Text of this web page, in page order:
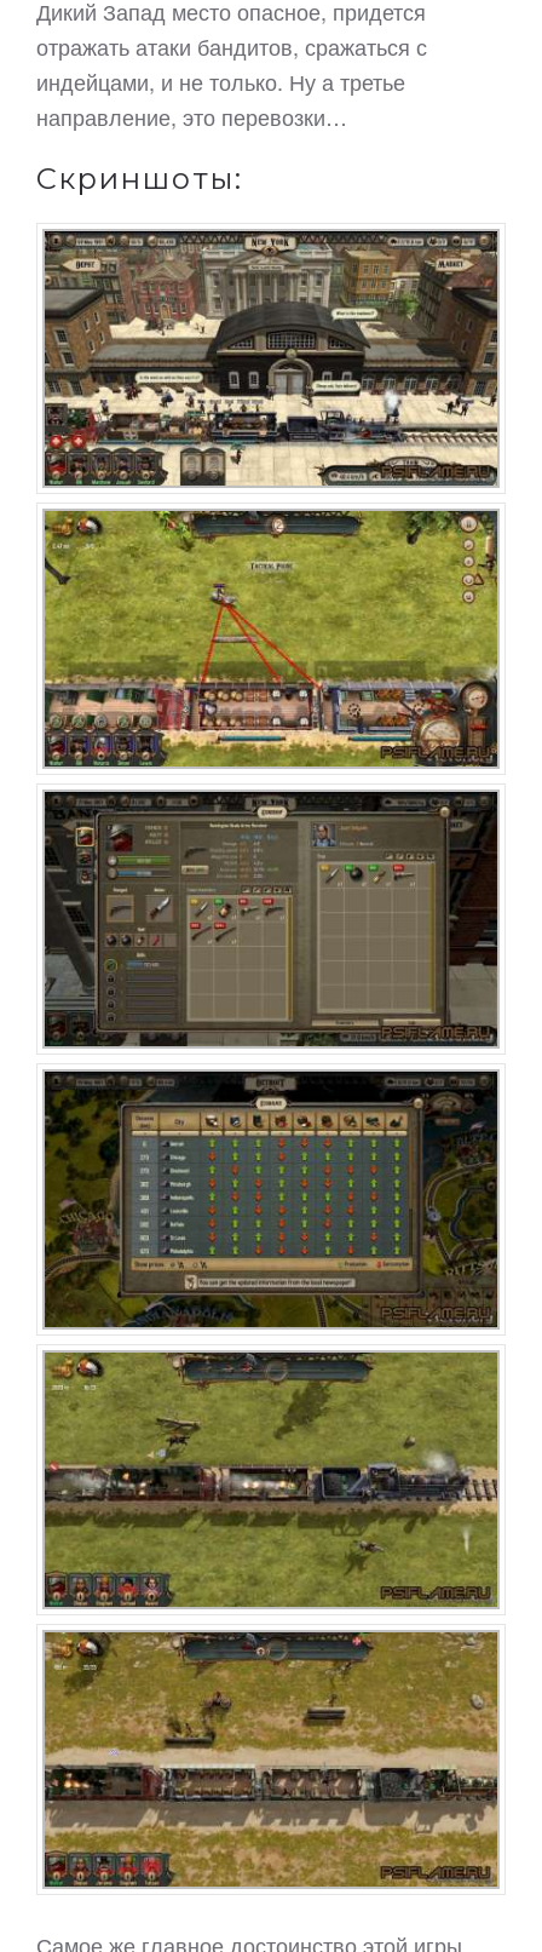
Дикий Запад место опасное, придется
отражать атаки бандитов, сражаться с
индейцами, и не только. Ну а третье
направление, это перевозки…
Скриншоты:
Самое же главное достоинство этой игры